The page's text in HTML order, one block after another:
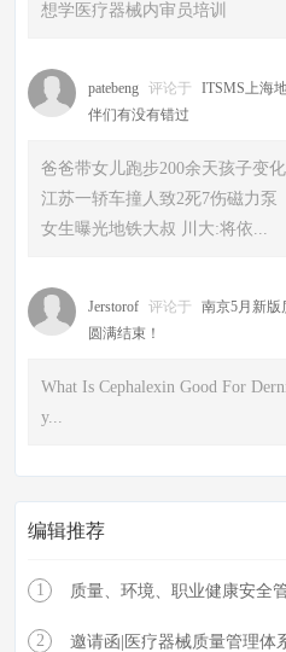
想学医疗器械内审员培训
patebeng 评论于
ITSMS上海
伴们有没有错过
爸爸带女儿跑步200余天孩子变
江苏一轿车撞人致2死7伤磁力泵
女生曝光地铁大叔 川大:将依...
Jerstorof 评论于
南京5月新版
圆满结束！
What Is Cephalexin Good For
y...
编辑推荐
1 质量、环境、职业健康安全
2 邀请函|医疗器械质量管理体